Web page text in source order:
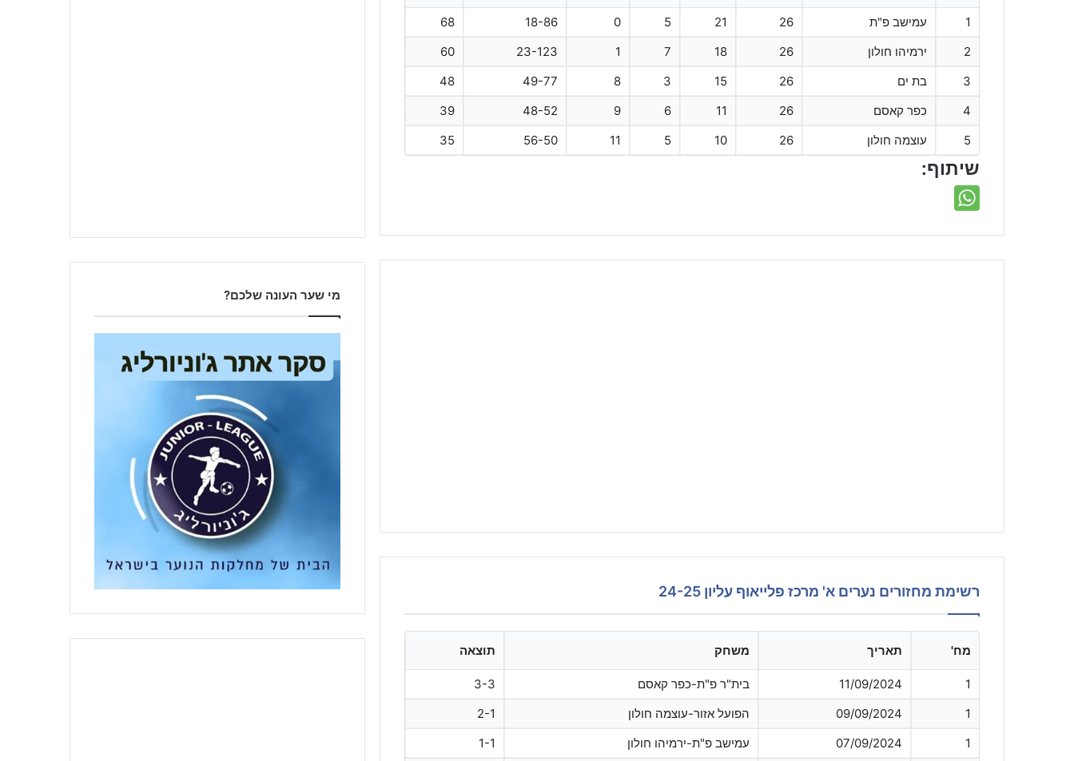
1 עמישב פ"ת 26
21
5
0
18-86
68
2
ירמיהו חולון 26
18
7
1
23-123
60
3
בת ים 26
15
3
8
49-77
48
4
כפר קאסם 26
11
6
9
48-52
39
5
עוצמה חולון 26
10
5
11
56-50
35
שיתוף:
רשימת מחזורים נערים א' מרכז פלייאוף עליון 24-25
מח' תאריך משחק תוצאה
1
11/09/2024 בית"ר פ"ת-כפר קאסם
3-3
1
09/09/2024 הפועל אזור-עוצמה חולון
2-1
1
07/09/2024 עמישב פ"ת-ירמיהו חולון
1-1
מי שער העונה שלכם?